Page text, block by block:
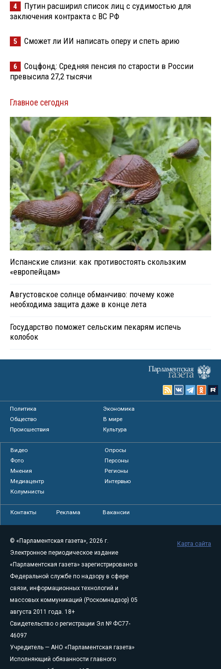
4
Путин расширил список лиц с судимостью для
заключения контракта с ВС РФ
5 Сможет ли ИИ написать оперу и спеть арию
6
Соцфонд: Средняя пенсия по старости в России
превысила 27,2 тысячи
Главное сегодня
Испанские слизни: как противостоять скользким
«европейцам»
Августовское солнце обманчиво: почему коже
необходима защита даже в конце лета
Государство поможет сельским пекарям испечь
колобок
Политика
Экономика
Общество
В мире
Происшествия
Культура
Видео
Опросы
Фото
Персоны
Мнения
Регионы
Медиацентр
Интервью
Колумнисты
Контакты Реклама Вакансии
© «Парламентская газета», 2026 г.
Электронное периодическое издание
«Парламентская газета» зарегистрировано в
Федеральной службе по надзору в сфере
связи, информационных технологий и
массовых коммуникаций (Роскомнадзор) 05
августа 2011 года. 18+
Свидетельство о регистрации Эл № ФС77-
46097
Учредитель — АНО «Парламентская газета»
Исполняющий обязанности главного
Карта сайта